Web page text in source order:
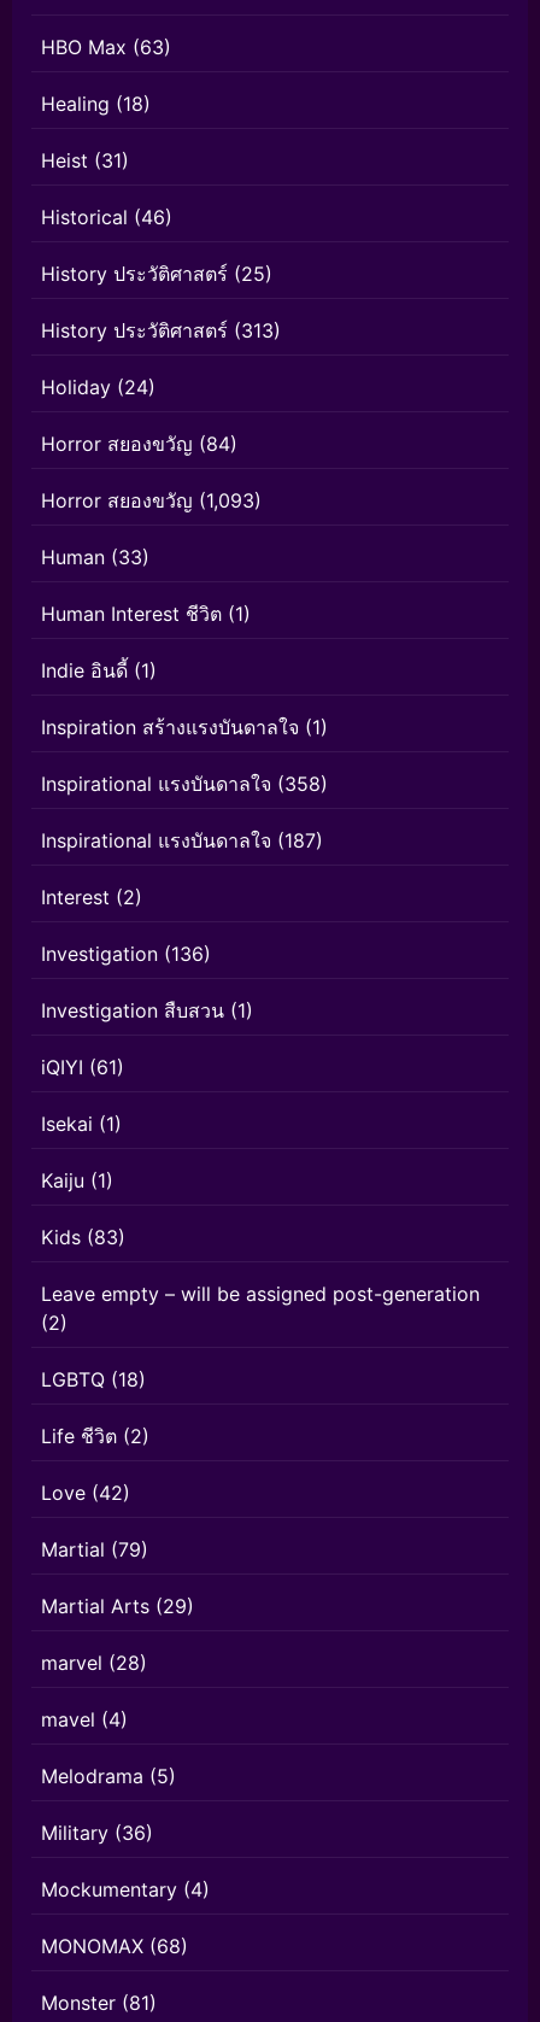
HBO Max (63)
Healing (18)
Heist (31)
Historical (46)
History ประวัติศาสตร์ (25)
History ประวัติศาสตร์ (313)
Holiday (24)
Horror สยองขวัญ (84)
Horror สยองขวัญ (1,093)
Human (33)
Human Interest ชีวิต (1)
Indie อินดี้ (1)
Inspiration สร้างแรงบันดาลใจ (1)
Inspirational แรงบันดาลใจ (358)
Inspirational แรงบันดาลใจ (187)
Interest (2)
Investigation (136)
Investigation สืบสวน (1)
iQIYI (61)
Isekai (1)
Kaiju (1)
Kids (83)
Leave empty – will be assigned post-generation
(2)
LGBTQ (18)
Life ชีวิต (2)
Love (42)
Martial (79)
Martial Arts (29)
marvel (28)
mavel (4)
Melodrama (5)
Military (36)
Mockumentary (4)
MONOMAX (68)
Monster (81)